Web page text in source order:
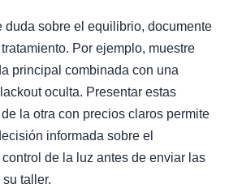
duda sobre el equilibrio, documente
Por ejemplo, muestre
principal combinada con una
oculta. Presentar estas
la otra con precios claros permite
informada sobre el
de la luz antes de enviar las
taller.